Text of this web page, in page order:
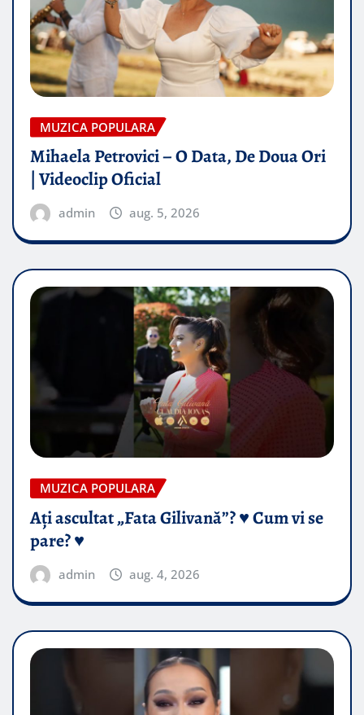
MUZICA POPULARA
Mihaela Petrovici – O Data, De Doua Ori
| Videoclip Oficial
admin aug. 5, 2026
MUZICA POPULARA
Ați ascultat „Fata Gilivană”? ♥️ Cum vi se
pare? ♥️
admin aug. 4, 2026